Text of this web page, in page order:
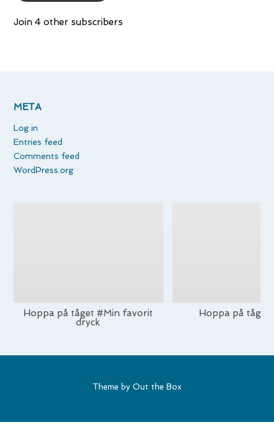
Join 4 other subscribers
META
Log in
Entries feed
Comments feed
WordPress.org
Hoppa på tåget #Min favorit
dryck
Hoppa på tåget
Theme by Out the Box